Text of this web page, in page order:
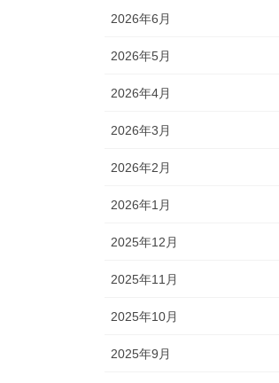
2026年6月
2026年5月
2026年4月
2026年3月
2026年2月
2026年1月
2025年12月
2025年11月
2025年10月
2025年9月